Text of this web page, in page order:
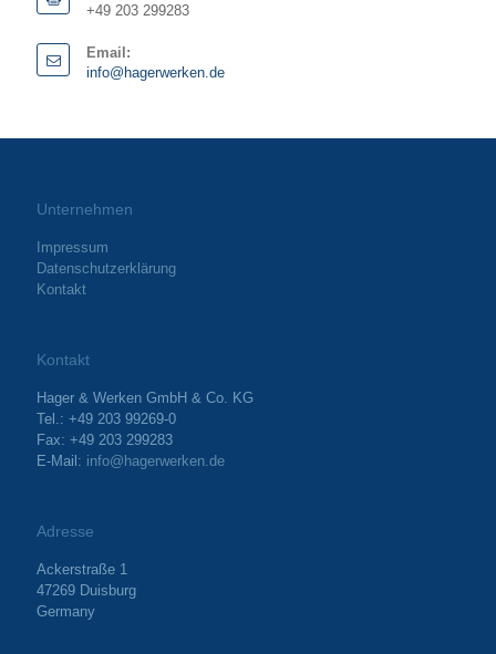
+49 203 299283
Email:
info@hagerwerken.de
Unternehmen
Impressum
Datenschutzerklärung
Kontakt
Kontakt
Hager & Werken GmbH & Co. KG
Tel.: +49 203 99269-0
Fax: +49 203 299283
E-Mail: info@hagerwerken.de
Adresse
Ackerstraße 1
47269 Duisburg
Germany